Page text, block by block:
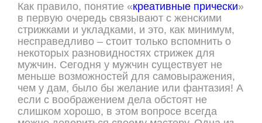
Как правило, понятие «креативные прически»
в первую очередь связывают с женскими
стрижками и укладками, и это, как минимум,
несправедливо – стоит только вспомнить о
некоторых разновидностях стрижек для
мужчин. Сегодня у мужчин существует не
меньше возможностей для самовыражения,
чем у дам, было бы желание или фантазия! А
если с воображением дела обстоят не
слишком хорошо, в этом вопросе всегда